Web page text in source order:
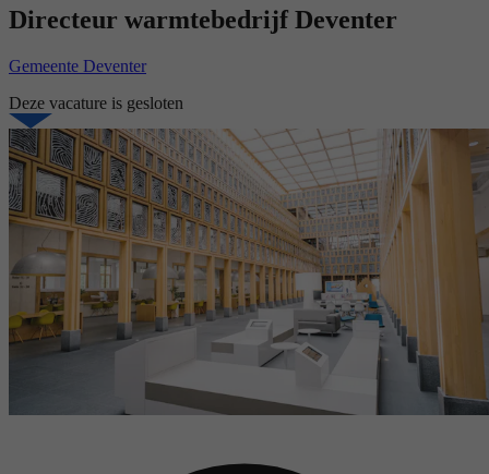
Directeur warmtebedrijf Deventer
Gemeente Deventer
Deze vacature is gesloten